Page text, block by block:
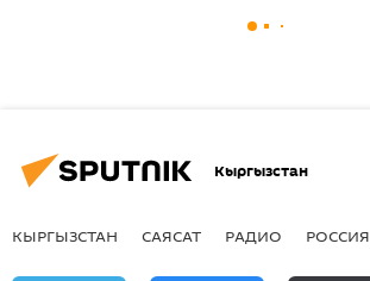
Кыргызстан
КЫРГЫЗСТАН САЯСАТ РАДИО РОССИЯ